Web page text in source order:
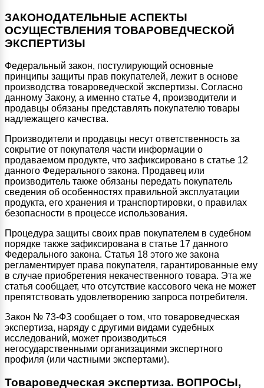
ЗАКОНОДАТЕЛЬНЫЕ АСПЕКТЫ
ОСУЩЕСТВЛЕНИЯ ТОВАРОВЕДЧЕСКОЙ
ЭКСПЕРТИЗЫ
Федеральный закон, постулирующий основные
принципы защиты прав покупателей, лежит в основе
производства товароведческой экспертизы. Согласно
данному Закону, а именно статье 4, производители и
продавцы обязаны представлять покупателю товары
надлежащего качества.
Производители и продавцы несут ответственность за
сокрытие от покупателя части информации о
продаваемом продукте, что зафиксировано в статье 12
данного Федерального закона. Продавец или
производитель также обязаны передать покупатель
сведения об особенностях правильной эксплуатации
продукта, его хранения и транспортировки, о правилах
безопасности в процессе использования.
Процедура защиты своих прав покупателем в судебном
порядке также зафиксирована в статье 17 данного
Федерального закона. Статья 18 этого же закона
регламентирует права покупателя, гарантированные ему
в случае приобретения некачественного товара. Эта же
статья сообщает, что отсутствие кассового чека не может
препятствовать удовлетворению запроса потребителя.
Закон № 73-ФЗ сообщает о том, что товароведческая
экспертиза, наряду с другими видами судебных
исследований, может производиться
негосударственными организациями экспертного
профиля (или частными экспертами).
Товароведческая экспертиза. ВОПРОСЫ,